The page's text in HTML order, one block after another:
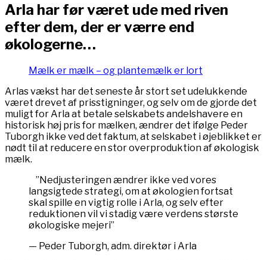
Arla har før været ude med riven
efter dem, der er værre end
økologerne…
Mælk er mælk – og plantemælk er lort
Arlas vækst har det seneste år stort set udelukkende
været drevet af prisstigninger, og selv om de gjorde det
muligt for Arla at betale selskabets andelshavere en
historisk høj pris for mælken, ændrer det ifølge Peder
Tuborgh ikke ved det faktum, at selskabet i øjeblikket er
nødt til at reducere en stor overproduktion af økologisk
mælk.
”Nedjusteringen ændrer ikke ved vores
langsigtede strategi, om at økologien fortsat
skal spille en vigtig rolle i Arla, og selv efter
reduktionen vil vi stadig være verdens største
økologiske mejeri”
— Peder Tuborgh, adm. direktør i Arla